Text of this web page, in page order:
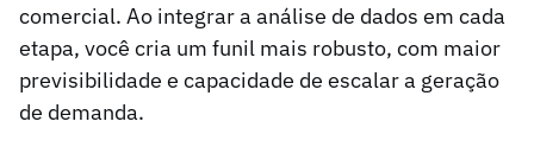
comercial. Ao integrar a análise de dados em cada
etapa, você cria um funil mais robusto, com maior
previsibilidade e capacidade de escalar a geração
de demanda.